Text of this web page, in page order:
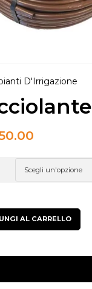
D'Irrigazione
prezzo:
da
€19.00
€50.00
AL CARRELLO